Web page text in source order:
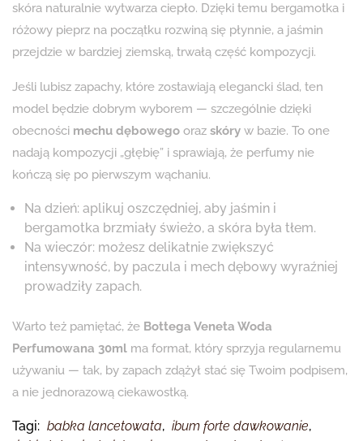
skóra naturalnie wytwarza ciepło. Dzięki temu bergamotka i
różowy pieprz na początku rozwiną się płynnie, a jaśmin
przejdzie w bardziej ziemską, trwałą część kompozycji.
Jeśli lubisz zapachy, które zostawiają elegancki ślad, ten
model będzie dobrym wyborem — szczególnie dzięki
obecności mechu dębowego oraz skóry w bazie. To one
nadają kompozycji „głębię” i sprawiają, że perfumy nie
kończą się po pierwszym wąchaniu.
Na dzień: aplikuj oszczędniej, aby jaśmin i
bergamotka brzmiały świeżo, a skóra była tłem.
Na wieczór: możesz delikatnie zwiększyć
intensywność, by paczula i mech dębowy wyraźniej
prowadziły zapach.
Warto też pamiętać, że Bottega Veneta Woda
Perfumowana 30ml ma format, który sprzyja regularnemu
używaniu — tak, by zapach zdążył stać się Twoim podpisem,
a nie jednorazową ciekawostką.
Tagi: babka lancetowata, ibum forte dawkowanie,